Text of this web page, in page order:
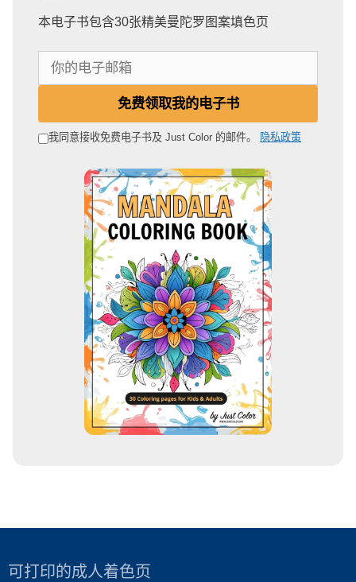
本电子书包含30张精美曼陀罗图案填色页
邮
免费领取我的电子书
我同意接收免费电子书及 Just Color 的邮件。 隐私政策
可打印的成人着色页